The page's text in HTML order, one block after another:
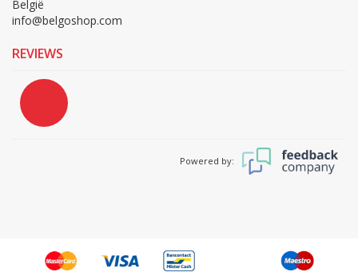
België
info@belgoshop.com
REVIEWS
Powered by: